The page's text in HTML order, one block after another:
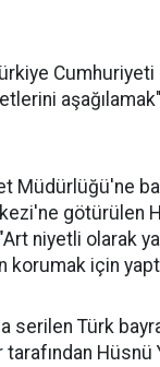
Müdürlüğü'ne
götürülen
niyetli olarak
korumak için
serilen Türk
Hüsnü